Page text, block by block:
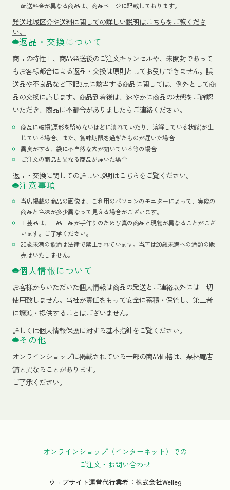
配送料金が異なる商品は、商品ページに記載しております。
発送地域区分や送料に関しての詳しい説明はこちらをご覧くださ
い。
返品・交換について
商品の特性上、商品発送後のご注文キャンセルや、未開封であって
もお客様都合による返品・交換は原則としてお受けできません。誤
送品や不良品など下記3点に該当する商品に関しては、例外として商
品の交換に応じます。商品到着後は、速やかに商品の状態をご確認
いただき、商品に不都合がありましたらご連絡ください。
商品に破損(原形を留めないほどに潰れていたり、溶解している状態)が生
じている場合、また、賞味期限を過ぎたものが届いた場合
異臭がする、袋に不自然な穴が開いている等の場合
ご注文の商品と異なる商品が届いた場合
返品・交換に関しての詳しい説明はこちらをご覧ください。
注意事項
当店掲載の商品の画像は、ご利用のパソコンのモニターによって、実際の
商品と色味が多少異なって見える場合がございます。
工芸品は、一品一品が手作りのため写真の商品と現物が異なることがござ
います。ご了承ください。
20歳未満の飲酒は法律で禁止されています。当店は20歳未満への酒類の販
売はいたしません。
個人情報について
お客様からいただいた個人情報は商品の発送とご連絡以外には一切
使用致しません。当社が責任をもって安全に蓄積・保管し、第三者
に譲渡・提供することはございません。
詳しくは個人情報保護に対する基本指針をご覧ください。
その他
オンラインショップに掲載されている一部の商品価格は、栗林庵店
舗と異なることがあります。
ご了承ください。
オンラインショップ（インターネット）での
ご注文・お問い合わせ
ウェブサイト運営代行業者：株式会社Welleg